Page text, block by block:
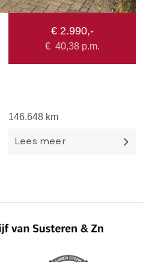
€ 2.990,-
€ 40,38p.m.
146.648 km
Lees meer